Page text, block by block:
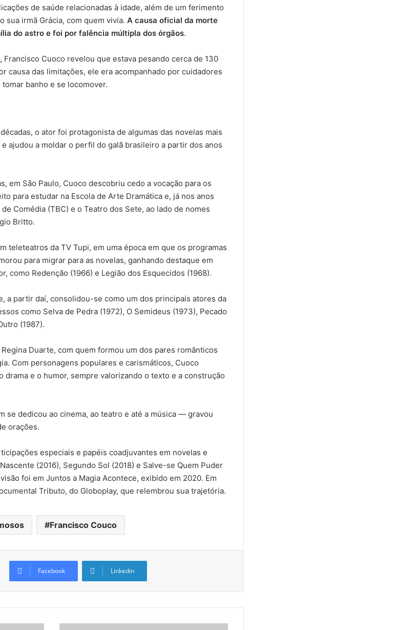
de saúde relacionadas à idade, além de um ferimento
sua irmã Grácia, com quem vivia. A causa oficial da morte
do astro e foi por falência múltipla dos órgãos.
Cuoco revelou que estava pesando cerca de 130
causa das limitações, ele era acompanhado por cuidadores
banho e se locomover.
o ator foi protagonista de algumas das novelas mais
ajudou a moldar o perfil do galã brasileiro a partir dos anos
em São Paulo, Cuoco descobriu cedo a vocação para os
para estudar na Escola de Arte Dramática e, já nos anos
Comédia (TBC) e o Teatro dos Sete, ao lado de nomes
Britto.
teleteatros da TV Tupi, em uma época em que os programas
para migrar para as novelas, ganhando destaque em
como Redenção (1966) e Legião dos Esquecidos (1968).
a partir daí, consolidou-se como um dos principais atores da
como Selva de Pedra (1972), O Semideus (1973), Pecado
(1987).
Duarte, com quem formou um dos pares românticos
Com personagens populares e carismáticos, Cuoco
drama e o humor, sempre valorizando o texto e a construção
se dedicou ao cinema, ao teatro e até a música — gravou
orações.
especiais e papéis coadjuvantes em novelas e
(2016), Segundo Sol (2018) e Salve-se Quem Puder
foi em Juntos a Magia Acontece, exibido em 2020. Em
Tributo, do Globoplay, que relembrou sua trajetória.
Francisco Couco
Facebook Linkedin